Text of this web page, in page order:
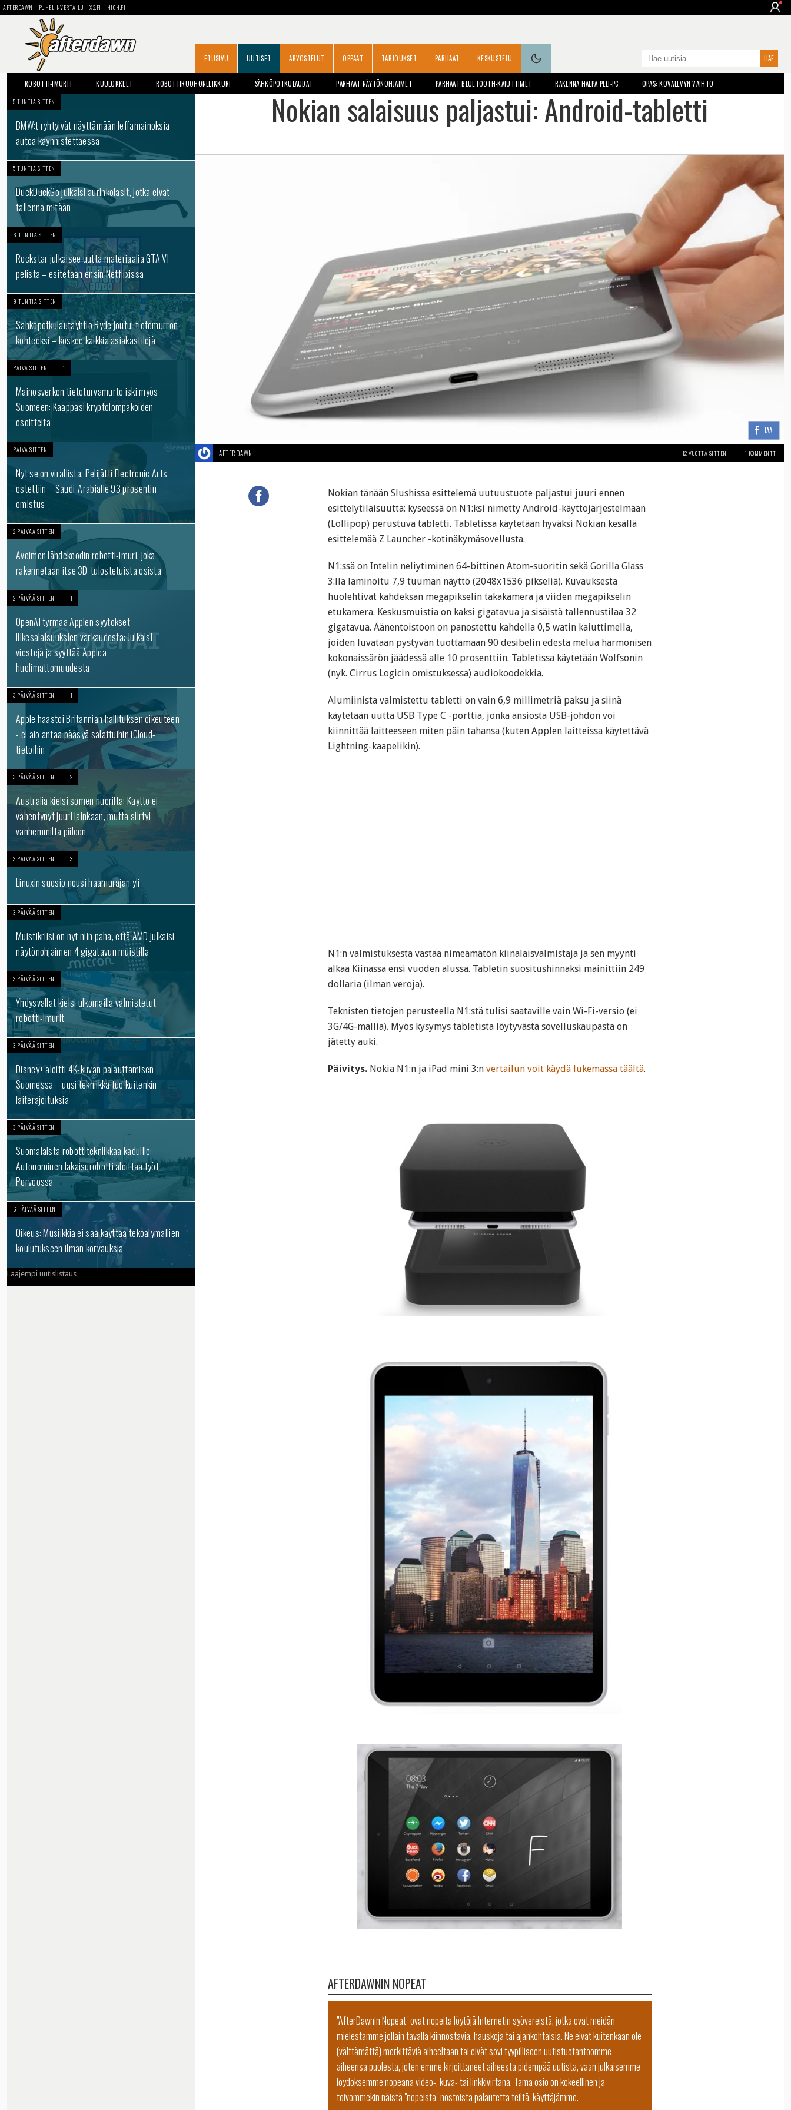
AFTERDAWN PUHELINVERTAILU X2.FI HIGH.FI
ETUSIVU UUTISET ARVOSTELUT OPPAAT TARJOUKSET PARHAAT KESKUSTELU
ROBOTTI-IMURIT KUULOKKEET ROBOTTIRUOHONLEIKKURI SÄHKÖPOTKULAUDAT PARHAAT NÄYTÖNOHJAIMET PARHAAT BLUETOOTH-KAIUTTIMET RAKENNA HALPA PELI-PC OPAS: KOVALEVYN VAIHTO
5 TUNTIA SITTEN
BMW:t ryhtyivät näyttämään leffamainoksia
autoa käynnistettäessä
5 TUNTIA SITTEN
DuckDuckGo julkaisi aurinkolasit, jotka eivät
tallenna mitään
6 TUNTIA SITTEN
Rockstar julkaisee uutta materiaalia GTA VI -
pelistä – esitetään ensin Netflixissä
9 TUNTIA SITTEN
Sähköpotkulautayhtiö Ryde joutui tietomurron
kohteeksi – koskee kaikkia asiakastilejä
PÄIVÄ SITTEN 1
Mainosverkon tietoturvamurto iski myös
Suomeen: Kaappasi kryptolompakoiden
osoitteita
PÄIVÄ SITTEN
Nyt se on virallista: Pelijätti Electronic Arts
ostettiin – Saudi-Arabialle 93 prosentin
omistus
2 PÄIVÄÄ SITTEN
Avoimen lähdekoodin robotti-imuri, joka
rakennetaan itse 3D-tulostetuista osista
2 PÄIVÄÄ SITTEN 1
OpenAI tyrmää Applen syytökset
liikesalaisuuksien varkaudesta: Julkaisi
viestejä ja syyttää Applea
huolimattomuudesta
3 PÄIVÄÄ SITTEN 1
Apple haastoi Britannian hallituksen oikeuteen
- ei aio antaa pääsyä salattuihin iCloud-
tietoihin
3 PÄIVÄÄ SITTEN 2
Australia kielsi somen nuorilta: Käyttö ei
vähentynyt juuri lainkaan, mutta siirtyi
vanhemmilta piiloon
3 PÄIVÄÄ SITTEN 3
Linuxin suosio nousi haamurajan yli
3 PÄIVÄÄ SITTEN
Muistikriisi on nyt niin paha, että AMD julkaisi
näytönohjaimen 4 gigatavun muistilla
3 PÄIVÄÄ SITTEN
Yhdysvallat kielsi ulkomailla valmistetut
robotti-imurit
3 PÄIVÄÄ SITTEN
Disney+ aloitti 4K-kuvan palauttamisen
Suomessa – uusi tekniikka tuo kuitenkin
laiterajoituksia
3 PÄIVÄÄ SITTEN
Suomalaista robottitekniikkaa kaduille:
Autonominen lakaisurobotti aloittaa työt
Porvoossa
6 PÄIVÄÄ SITTEN
Oikeus: Musiikkia ei saa käyttää tekoälymallien
koulutukseen ilman korvauksia
Laajempi uutislistaus
Nokian salaisuus paljastui: Android-tabletti
JAA
AFTERDAWN 12 VUOTTA SITTEN 1 KOMMENTTI
Nokian tänään Slushissa esittelemä uutuustuote paljastui juuri ennen
esittelytilaisuutta: kyseessä on N1:ksi nimetty Android-käyttöjärjestelmään
(Lollipop) perustuva tabletti. Tabletissa käytetään hyväksi Nokian kesällä
esittelemää Z Launcher -kotinäkymäsovellusta.
N1:ssä on Intelin neliytiminen 64-bittinen Atom-suoritin sekä Gorilla Glass
3:lla laminoitu 7,9 tuuman näyttö (2048x1536 pikseliä). Kuvauksesta
huolehtivat kahdeksan megapikselin takakamera ja viiden megapikselin
etukamera. Keskusmuistia on kaksi gigatavua ja sisäistä tallennustilaa 32
gigatavua. Äänentoistoon on panostettu kahdella 0,5 watin kaiuttimella,
joiden luvataan pystyvän tuottamaan 90 desibelin edestä melua harmonisen
kokonaissärön jäädessä alle 10 prosenttiin. Tabletissa käytetään Wolfsonin
(nyk. Cirrus Logicin omistuksessa) audiokoodekkia.
Alumiinista valmistettu tabletti on vain 6,9 millimetriä paksu ja siinä
käytetään uutta USB Type C -porttia, jonka ansiosta USB-johdon voi
kiinnittää laitteeseen miten päin tahansa (kuten Applen laitteissa käytettävä
Lightning-kaapelikin).
N1:n valmistuksesta vastaa nimeämätön kiinalaisvalmistaja ja sen myynti
alkaa Kiinassa ensi vuoden alussa. Tabletin suositushinnaksi mainittiin 249
dollaria (ilman veroja).
Teknisten tietojen perusteella N1:stä tulisi saataville vain Wi-Fi-versio (ei
3G/4G-mallia). Myös kysymys tabletista löytyvästä sovelluskaupasta on
jätetty auki.
Päivitys. Nokia N1:n ja iPad mini 3:n vertailun voit käydä lukemassa täältä.
AFTERDAWNIN NOPEAT
"AfterDawnin Nopeat" ovat nopeita löytöjä Internetin syövereistä, jotka ovat meidän
mielestämme jollain tavalla kiinnostavia, hauskoja tai ajankohtaisia. Ne eivät kuitenkaan ole
(välttämättä) merkittäviä aiheeltaan tai eivät sovi tyypilliseen uutistuotantoomme
aiheensa puolesta, joten emme kirjoittaneet aiheesta pidempää uutista, vaan julkaisemme
löydöksemme nopeana video-, kuva- tai linkkivirtana. Tämä osio on kokeellinen ja
toivommekin näistä "nopeista" nostoistapalautettateiltä, käyttäjämme.